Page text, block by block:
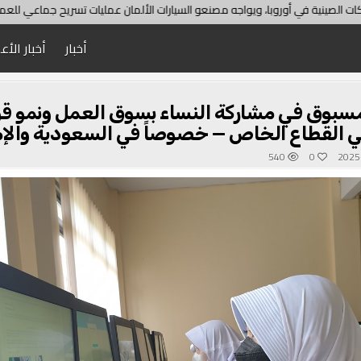
هل ويواجه مصنعو السيارات الألمان عمليات تسريح جماعي للعمال
أخبار أخبار
مسبوق في مشاركة النساء بسوق العمل ونمو
القطاع الخاص — خصوصاً في السعودية
0
540